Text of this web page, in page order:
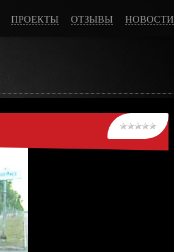
ПРОЕКТЫ ОТЗЫВЫ НОВОСТИ